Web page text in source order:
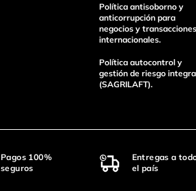
enviar comentarioPolítica antisoborno y
anticorrupción para
negocios y transacciones
internacionales.
Política autocontrol y
gestión de riesgo
(SAGRILAFT).
Pagos 100%
seguros
Entregas a
el país